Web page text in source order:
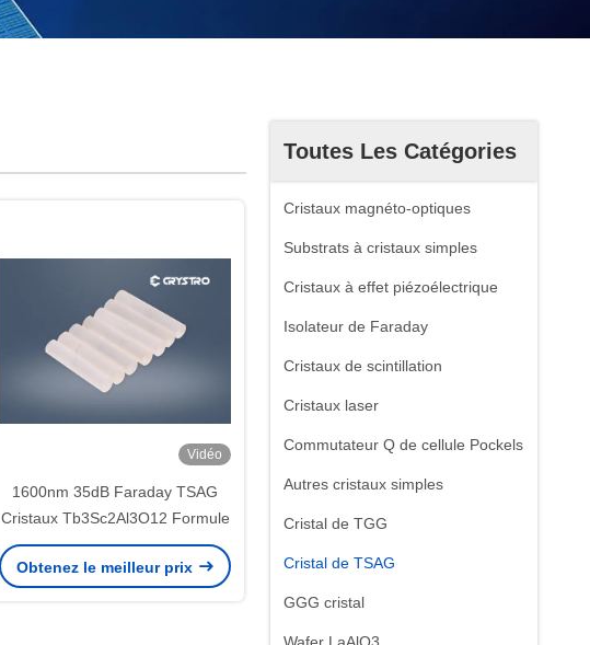
Toutes Les Catégories
Cristaux magnéto-optiques
Substrats à cristaux simples
Cristaux à effet piézoélectrique
Isolateur de Faraday
Cristaux de scintillation
Cristaux laser
Commutateur Q de cellule Pockels
Autres cristaux simples
Cristal de TGG
Cristal de TSAG
GGG cristal
Vidéo
1600nm 35dB Faraday TSAG
Cristaux Tb3Sc2Al3O12 Formule
Obtenez le meilleur prix